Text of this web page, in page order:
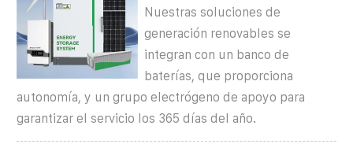
Nuestras soluciones de
generación renovables se
integran con un banco de
baterías, que proporciona
autonomía, y un grupo electrógeno de apoyo para
garantizar el servicio los 365 días del año.